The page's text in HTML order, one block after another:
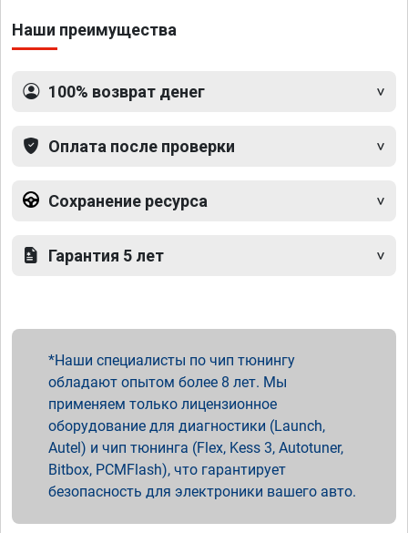
Наши преимущества
100% возврат денег
Оплата после проверки
Сохранение ресурса
Гарантия 5 лет
Наши специалисты по чип тюнингу
обладают опытом более 8 лет. Мы
применяем только лицензионное
оборудование для диагностики (Launch,
Autel) и чип тюнинга (Flex, Kess 3, Autotuner,
Bitbox, PCMFlash), что гарантирует
безопасность для электроники вашего авто.